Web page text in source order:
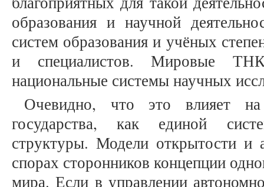
образования и научной
систем образования и учёных
и специалистов. Мировые
национальные системы научных
Очевидно, что это влияет на
государства, как единой
структуры. Модели открытости и
спорах сторонников концепции
мира. Если в управлении